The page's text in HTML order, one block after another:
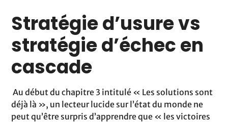
Stratégie d’usure vs
stratégie d’échec en
cascade
Au début du chapitre 3 intitulé « Les solutions sont
déjà là », un lecteur lucide sur l’état du monde ne
peut qu’être surpris d’apprendre que « les victoires